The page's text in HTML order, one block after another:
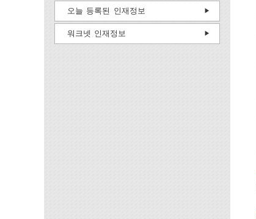
오늘 등록된 인재정보
워크넷 인재정보